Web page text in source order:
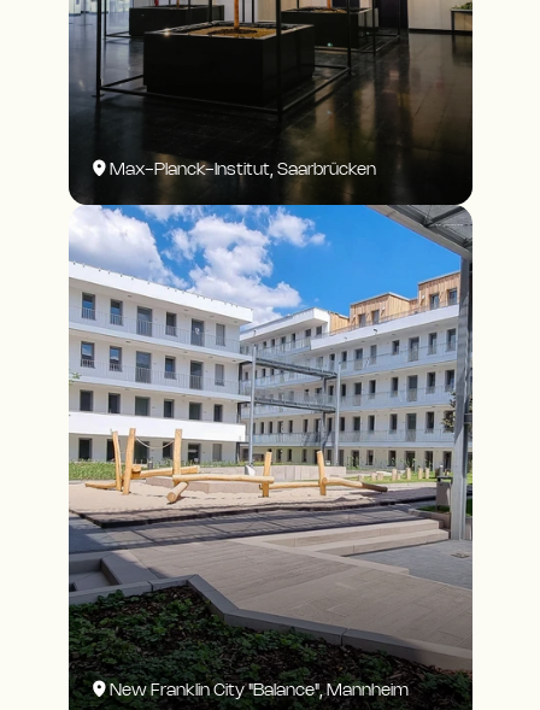
Max-Planck-Institut, Saarbrücken
New Franklin City "Balance", Mannheim